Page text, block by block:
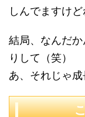
しんでますけ
結局、なんだ
りして（笑）
あ、それじゃ